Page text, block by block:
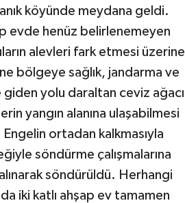
köyünde meydana geldi.
evde henüz belirlenemeyen
alevleri fark etmesi üzerine
bölgeye sağlık, jandarma ve
yolu daraltan ceviz ağacı
yangın alanına ulaşabilmesi
ortadan kalkmasıyla
söndürme çalışmalarına
söndürüldü. Herhangi
iki katlı ahşap ev tamamen